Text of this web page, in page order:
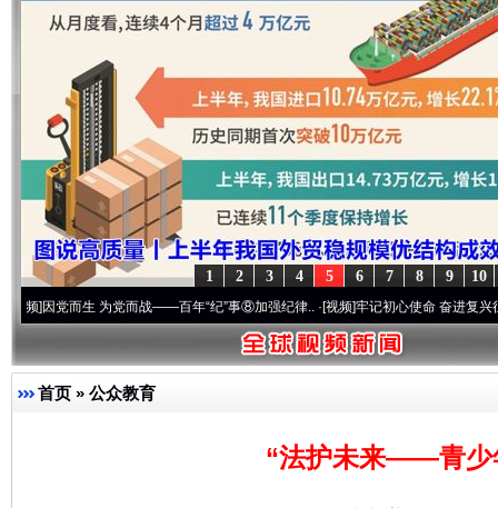
10
9
8
7
6
5
4
3
2
1
为党而战——百年“纪”事⑧加强纪律..·[视频]牢记初心使命 奋进复兴征程丨“转折之
首页 » 公众教育
“法护未来——青少